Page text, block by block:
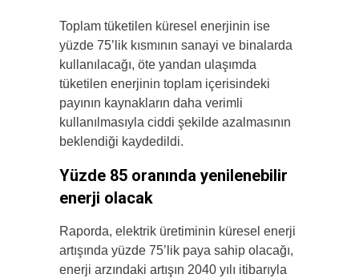
Toplam tüketilen küresel enerjinin ise
yüzde 75’lik kısmının sanayi ve binalarda
kullanılacağı, öte yandan ulaşımda
tüketilen enerjinin toplam içerisindeki
payının kaynakların daha verimli
kullanılmasıyla ciddi şekilde azalmasının
beklendiği kaydedildi.
Yüzde 85 oranında yenilenebilir
enerji olacak
Raporda, elektrik üretiminin küresel enerji
artışında yüzde 75’lik paya sahip olacağı,
enerji arzındaki artışın 2040 yılı itibarıyla